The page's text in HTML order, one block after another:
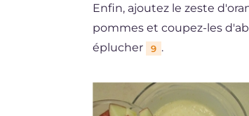
Enfin, ajoutez le zeste
pommes et coupez-les
éplucher
9 .